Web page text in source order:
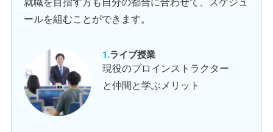
ールを組むことができます。
ライブ授業
現役のプロインストラクター
と仲間と学ぶメリット